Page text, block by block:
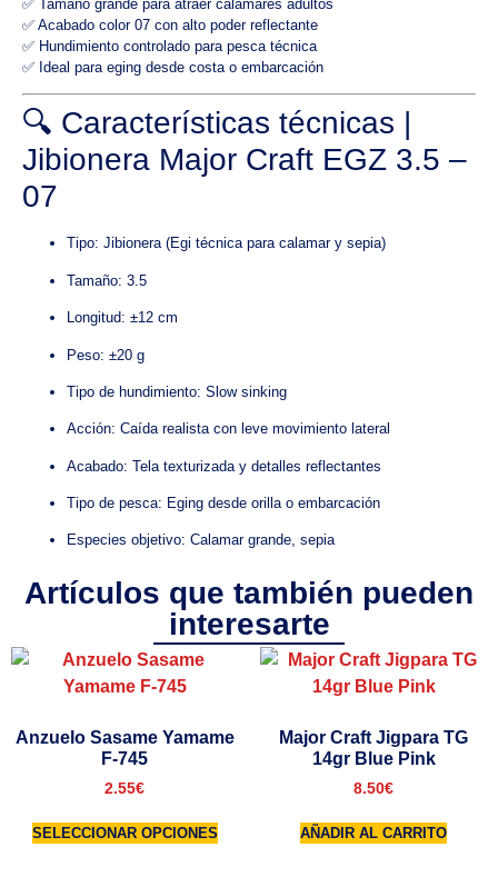
✅ Tamaño grande para atraer calamares adultos
✅ Acabado color 07 con alto poder reflectante
✅ Hundimiento controlado para pesca técnica
✅ Ideal para eging desde costa o embarcación
🔍 Características técnicas |
Jibionera Major Craft EGZ 3.5 –
07
Tipo: Jibionera (Egi técnica para calamar y sepia)
Tamaño: 3.5
Longitud: ±12 cm
Peso: ±20 g
Tipo de hundimiento: Slow sinking
Acción: Caída realista con leve movimiento lateral
Acabado: Tela texturizada y detalles reflectantes
Tipo de pesca: Eging desde orilla o embarcación
Especies objetivo: Calamar grande, sepia
Artículos que también pueden
interesarte
Anzuelo Sasame Yamame
F-745
2.55€
SELECCIONAR OPCIONES
Major Craft Jigpara TG
14gr Blue Pink
8.50€
AÑADIR AL CARRITO